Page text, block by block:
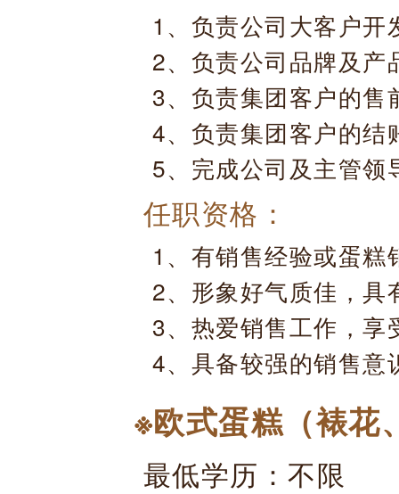
1、负责公司大客户开
2、负责公司品牌及产
3、负责集团客户的售
4、负责集团客户的结
5、完成公司及主管领
任职资格：
1、有销售经验或蛋糕
2、形象好气质佳，具
3、热爱销售工作，享
4、具备较强的销售意
※欧式蛋糕（裱花
最低学历：不限